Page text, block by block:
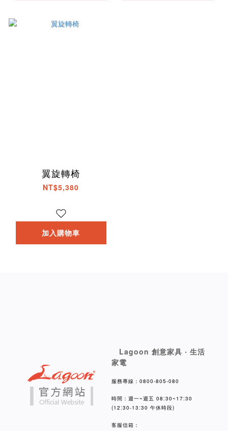
翼旋轉椅
NT$5,380
加入購物車
Lagoon 創意家具 ‧ 生活
家電
服務專線：0800-805-080
時間：週一~週五 08:30~17:30
(12:30-13:30 午休時段)
客服信箱：